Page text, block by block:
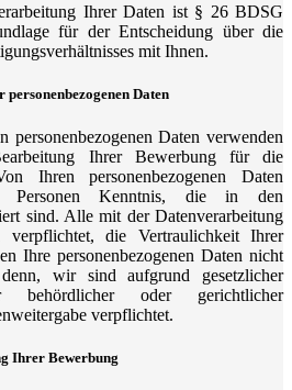
Ihrer Daten ist § 26 BDSG
für der Entscheidung über die
mit Ihnen.
Daten
personenbezogenen Daten verwenden
Ihrer Bewerbung für die
Ihren personenbezogenen Daten
Personen Kenntnis, die in den
sind. Alle mit der Datenverarbeitung
verpflichtet, die Vertraulichkeit Ihrer
Ihre personenbezogenen Daten nicht
wir sind aufgrund gesetzlicher
behördlicher oder gerichtlicher
verpflichtet.
Ihrer Bewerbung